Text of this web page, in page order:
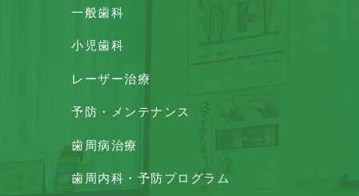
一般歯科
小児歯科
レーザー治療
予防・メンテナンス
歯周病治療
歯周内科・予防プログラム